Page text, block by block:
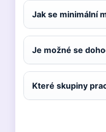
Jak se minimální
Je možné se
Které skupiny